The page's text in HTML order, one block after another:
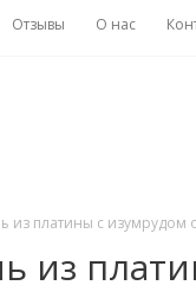
Отзывы О нас
из платины с изумрудом
из